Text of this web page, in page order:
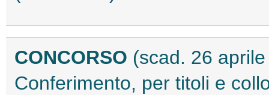
CONCORSO (scad. 26
Conferimento, per titoli e